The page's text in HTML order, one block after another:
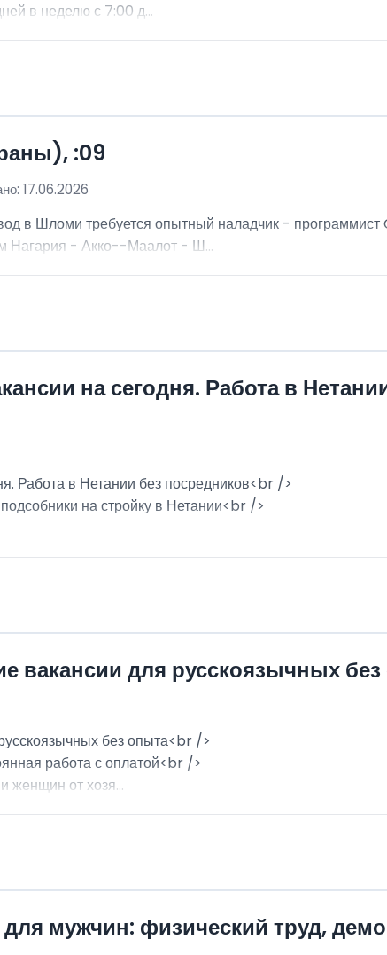
в неделю с 7:00 д...
:09
17.06.2026
в Шломи требуется опытный наладчик -
Нагария - Акко--Маалот - Ш...
на сегодня. Работа в
Работа в Нетании без посредников<br />
на стройку в Нетании<br />
вакансии для русскоязычных
без опыта<br />
работа с оплатой<br />
женщин от хозя...
мужчин: физический труд,